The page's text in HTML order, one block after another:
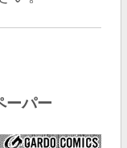
ーパー